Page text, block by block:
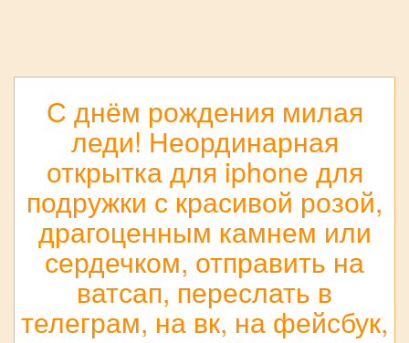
С днём рождения милая
леди! Неординарная
открытка для iphone для
подружки с красивой розой,
драгоценным камнем или
сердечком, отправить на
ватсап, переслать в
телеграм, на вк, на фейсбук,